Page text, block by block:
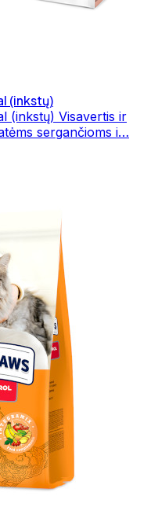
(inkstų)
(inkstų) Visavertis ir
sergančioms i…